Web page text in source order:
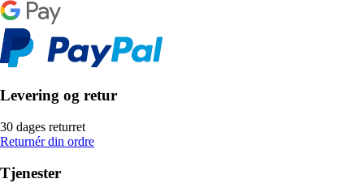
Levering og retur
30 dages returret
Returnér din ordre
Tjenester